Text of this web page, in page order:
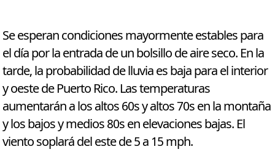
Se esperan condiciones mayormente estables para
el día por la entrada de un bolsillo de aire seco. En la
tarde, la probabilidad de lluvia es baja para el interior
y oeste de Puerto Rico. Las temperaturas
aumentarán a los altos 60s y altos 70s en la montaña
y los bajos y medios 80s en elevaciones bajas. El
viento soplará del este de 5 a 15 mph.